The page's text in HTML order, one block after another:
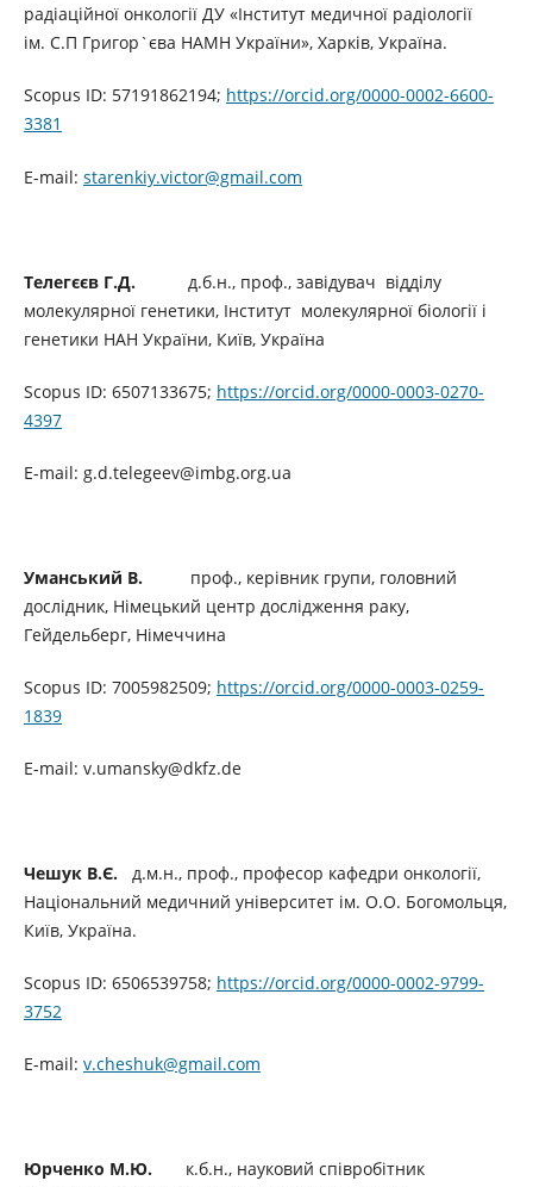
радіаційної онкології ДУ «Інститут медичної радіології
ім. С.П Григор`єва НАМН України», Харків, Україна.
Scopus ID: 57191862194; https://orcid.org/0000-0002-6600-
3381
E-mail: starenkiy.victor@gmail.com
Телегєєв Г.Д. д.б.н., проф., завідувач відділу
молекулярної генeтики, Інститут молекулярної біології і
генетики НАН України, Київ, Україна
Scopus ID: 6507133675; https://orcid.org/0000-0003-0270-
4397
E-mail: g.d.telegeev@imbg.org.ua
Уманський В. проф., керівник групи, головний
дослідник, Німецький центр дослідження раку,
Гейдельберг, Німеччина
Scopus ID: 7005982509; https://orcid.org/0000-0003-0259-
1839
E-mail: v.umansky@dkfz.de
Чешук В.Є. д.м.н., проф., професор кафедри онкології,
Національний медичний університет ім. О.О. Богомольця,
Київ, Україна.
Scopus ID: 6506539758; https://orcid.org/0000-0002-9799-
3752
E-mail: v.cheshuk@gmail.com
Юрченко М.Ю. к.б.н., науковий співробітник